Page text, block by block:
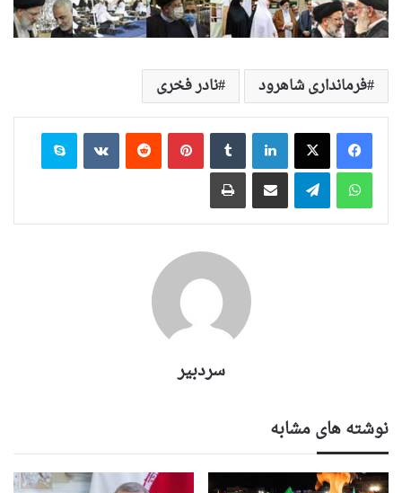
فرمانداری شاهرود نادر فخری
لینکدین ‫پین‌ترست ‫رددیت
واتس آپ
اشتراک گذاری از طریق ایمیل چاپ
سردبیر
نوشته های مشابه